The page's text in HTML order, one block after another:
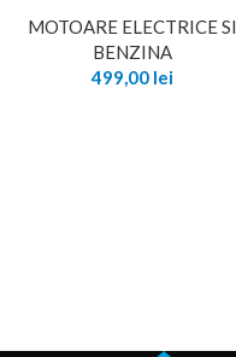
MOTOARE ELECTRICE SI
BENZINA
499,00 lei